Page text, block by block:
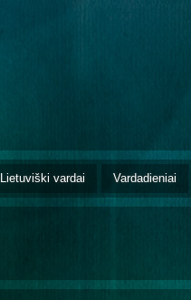
Lietuviški vardai Vardadieniai